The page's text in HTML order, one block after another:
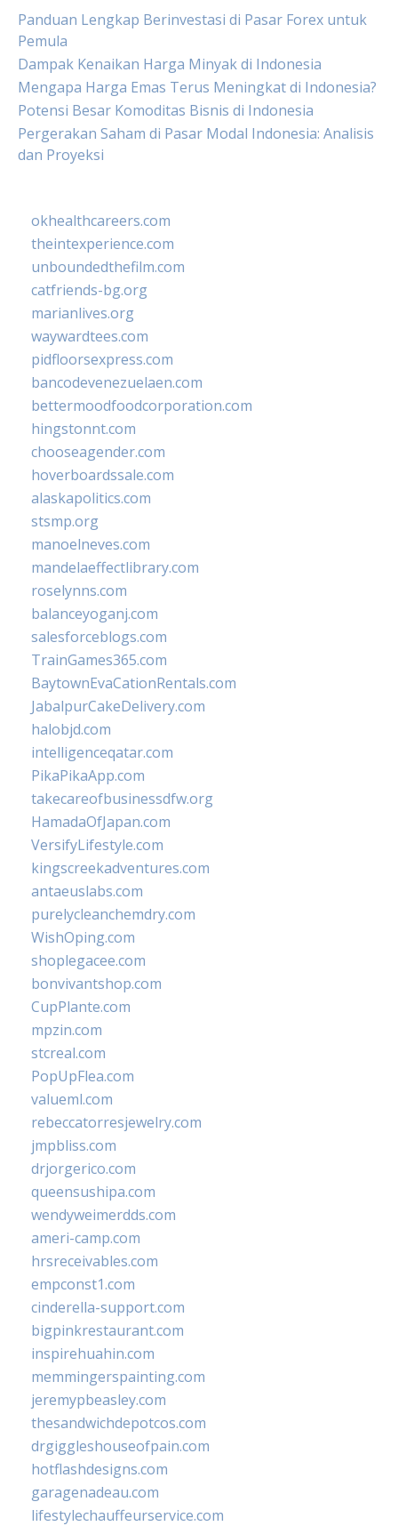
Panduan Lengkap Berinvestasi di Pasar Forex untuk
Pemula
Dampak Kenaikan Harga Minyak di Indonesia
Mengapa Harga Emas Terus Meningkat di Indonesia?
Potensi Besar Komoditas Bisnis di Indonesia
Pergerakan Saham di Pasar Modal Indonesia: Analisis
dan Proyeksi
okhealthcareers.com
theintexperience.com
unboundedthefilm.com
catfriends-bg.org
marianlives.org
waywardtees.com
pidfloorsexpress.com
bancodevenezuelaen.com
bettermoodfoodcorporation.com
hingstonnt.com
chooseagender.com
hoverboardssale.com
alaskapolitics.com
stsmp.org
manoelneves.com
mandelaeffectlibrary.com
roselynns.com
balanceyoganj.com
salesforceblogs.com
TrainGames365.com
BaytownEvaCationRentals.com
JabalpurCakeDelivery.com
halobjd.com
intelligenceqatar.com
PikaPikaApp.com
takecareofbusinessdfw.org
HamadaOfJapan.com
VersifyLifestyle.com
kingscreekadventures.com
antaeuslabs.com
purelycleanchemdry.com
WishOping.com
shoplegacee.com
bonvivantshop.com
CupPlante.com
mpzin.com
stcreal.com
PopUpFlea.com
valueml.com
rebeccatorresjewelry.com
jmpbliss.com
drjorgerico.com
queensushipa.com
wendyweimerdds.com
ameri-camp.com
hrsreceivables.com
empconst1.com
cinderella-support.com
bigpinkrestaurant.com
inspirehuahin.com
memmingerspainting.com
jeremypbeasley.com
thesandwichdepotcos.com
drgiggleshouseofpain.com
hotflashdesigns.com
garagenadeau.com
lifestylechauffeurservice.com